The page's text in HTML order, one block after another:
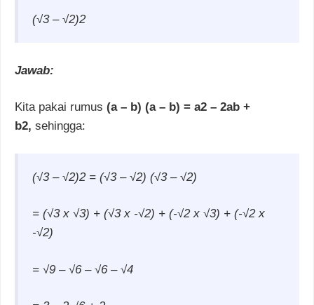
(√3 – √2)2
Jawab:
Kita pakai rumus (a – b) (a – b) = a2 – 2ab +
b2, sehingga:
(√3 – √2)2 = (√3 – √2) (√3 – √2)
= (√3 x √3) + (√3 x -√2) + (-√2 x √3) + (-√2 x
-√2)
= √9 – √6 – √6 – √4